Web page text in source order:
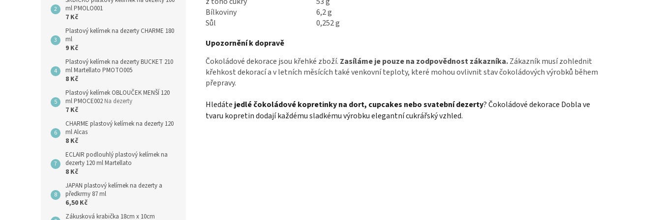
ml PMOLO001
7 Kč
Plastový kelímek na dezerty CHARME 180
ml
9 Kč
Plastový kelímek na dezerty BUCKET 210
ml Martellato PMOTO005
8 Kč
Plastový kelímek OBLOUČEK MENŠÍ 120
ml PMOCE002 Na dezerty
7 Kč
CHARME plastový kelímek na dezerty 120
ml Alcas
8 Kč
ECLAIR podlouhlý plastový kelímek na
dezerty 120 ml Martellato
8 Kč
JAPAN plastový kelímek na dezerty a
předkrmy 87 ml
6,50 Kč
Zákusková krabička 18cm x 10cm
Bílkoviny
6,2 g
Sůl
0,252 g
Upozornění k dopravě
Čokoládové dekorace jsou křehké zboží. Zasíláme je pouze na zodpovědnost zákazníka.Zákazník musí zohlednit
křehkost dekorací a v letních měsících také venkovní teploty, které mohou ovlivnit stav čokoládových výrobků během
přepravy.
Hledáte jedlé čokoládové kopretinky na dort, cupcakes nebo svatební dezerty? Čokoládové dekorace Dobla ve
tvaru kopretin dodají každému sladkému výrobku elegantní cukrářský vzhled.